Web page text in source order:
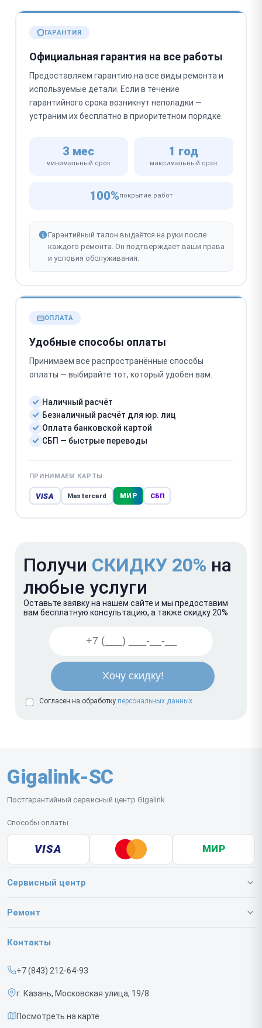
ГАРАНТИЯ
Официальная гарантия на все работы
Предоставляем гарантию на все виды ремонта и
используемые детали. Если в течение
гарантийного срока возникнут неполадки —
устраним их бесплатно в приоритетном порядке.
3 мес
минимальный срок
1 год
максимальный срок
100%покрытие работ
Гарантийный талон выдаётся на руки после
каждого ремонта. Он подтверждает ваши права
и условия обслуживания.
ОПЛАТА
Удобные способы оплаты
Принимаем все распространённые способы
оплаты — выбирайте тот, который удобен вам.
Наличный расчёт
Безналичный расчёт для юр. лиц
Оплата банковской картой
СБП — быстрые переводы
ПРИНИМАЕМ КАРТЫ
VISA Mastercard МИР СБП
Получи СКИДКУ 20% на
любые услуги
Оставьте заявку на нашем сайте и мы предоставим
вам бесплатную консультацию, а также скидку 20%
Согласен на обработку персональных данных
Gigalink-SC
Постгарантийный сервисный центр Gigalink
Способы оплаты
VISA МИР
Сервисный центр
О нашем сервисе
Срочный ремонт
Доставка и способы оплаты
Диагностика
Ремонт
Коммутаторов
Контакты
+7 (843) 212-64-93
г. Казань, Московская улица, 19/8
Посмотреть на карте